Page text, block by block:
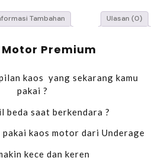
Tambahan Ulasan (0)
Motor Premium
kaos yang sekarang kamu
pakai ?
beda saat berkendara ?
pakai kaos motor dari Underage
kece dan keren